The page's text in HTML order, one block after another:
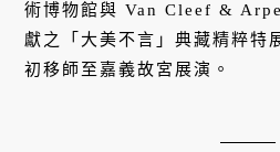
術博物館與 Van Cleef &
獻之「大美不言」典藏精粹特
初移師至嘉義故宮展演。